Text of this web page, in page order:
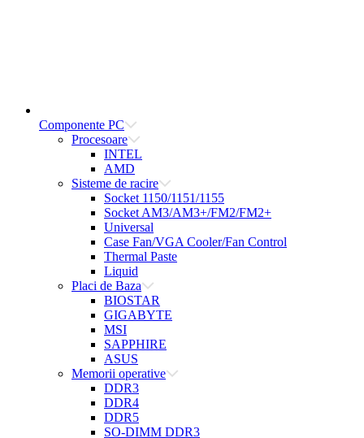
Componente PC
Procesoare
INTEL
AMD
Sisteme de racire
Socket 1150/1151/1155
Socket AM3/AM3+/FM2/FM2+
Universal
Case Fan/VGA Cooler/Fan Control
Thermal Paste
Liquid
Placi de Baza
BIOSTAR
GIGABYTE
MSI
SAPPHIRE
ASUS
Memorii operative
DDR3
DDR4
DDR5
SO-DIMM DDR3